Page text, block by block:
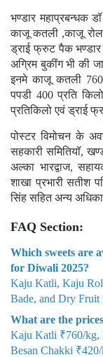
भण्डार महाप्रबन्धक
काजू कतली ,काजू
ड्राई फ्रुट पैक
अग्रिम बुकींग भी की
इनमे काजू कतली 760
पपडी 400 प्रति
प्रतिकिलो एवं ड्राई
पोस्टर विमोचन के
सहकारी समितियॉ,
अल्का भारद्वाज,
शाखा प्रभारी सतीश
सिंह सहित अन्य
FAQ Section:
Which sweets are
for Diwali 2025?
Kaju Katli, Kaju
Bade, and Dry Fruit
What are the
Kaju Katli ₹760/kg,
Besan Chakki